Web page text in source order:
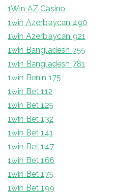
1Win AZ Casino
1win Azerbaycan 490
1win Azerbaycan 921
1win Bangladesh 755
1win Bangladesh 781
1win Benin 175
1win Bet 112
1win Bet 125
1win Bet 132
1win Bet 141
1win Bet 147
1win Bet 166
1win Bet 175
1win Bet 199